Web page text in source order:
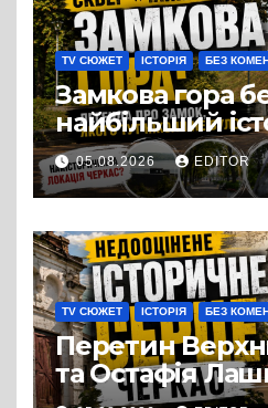
TV СЮЖЕТ ІСТОРІЯ БЕЗ
Замкова гора
найбільший
міф Черкас
05.08.2026 EDITOR
TV СЮЖЕТ ІСТОРІЯ БЕЗ
Перетин
та Остафія
історичне